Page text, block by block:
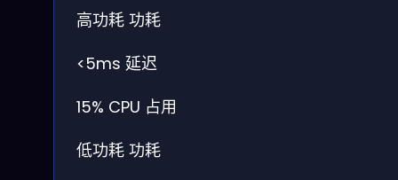
高功耗 功耗
<5ms 延迟
15% CPU 占用
低功耗 功耗